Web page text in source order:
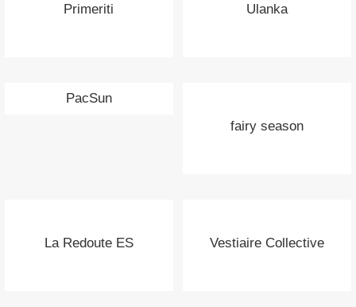
Primeriti Ulanka
PacSun
fairy season
La Redoute ES Vestiaire Collective